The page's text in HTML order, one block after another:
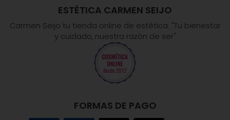
ESTÉTICA CARMEN SEIJO
Carmen Seijo tu tienda online de estética: "Tu bienestar
y cuidado, nuestra razón de ser"
FORMAS DE PAGO